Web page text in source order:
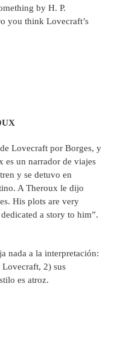
by H. P.
you think Lovecraft’s
Lovecraft por Borges, y
es un narrador de viajes
y se detuvo en
A Theroux le dijo
His plots are very
a story to him”.
nada a la interpretación:
Lovecraft, 2) sus
es atroz.